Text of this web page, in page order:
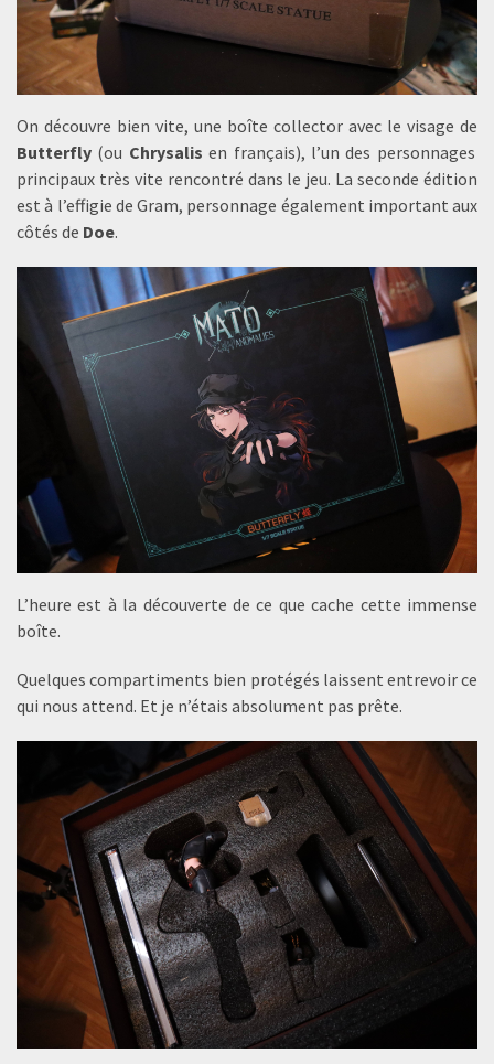
On découvre bien vite, une boîte collector avec le visage de
Butterfly (ou Chrysalisen français), l’un des personnages
principaux très vite rencontré dans le jeu. La seconde édition
est à l’effigie de Gram, personnage également important aux
côtés de Doe.
L’heure est à la découverte de ce que cache cette immense
boîte.
Quelques compartiments bien protégés laissent entrevoir ce
qui nous attend. Et je n’étais absolument pas prête.